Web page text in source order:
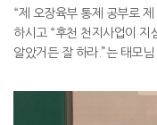
“제 오장육부 통제 공부로
하시고 “후천 천지사업이
알았거든 잘 하라.”는 태모님